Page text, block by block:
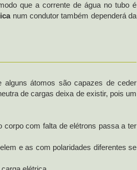
que a corrente de água no tubo é
num condutor também dependerá da
alguns átomos são capazes de ceder
de cargas deixa de existir, pois um
com falta de elétrons passa a ter
e as com polaridades diferentes se